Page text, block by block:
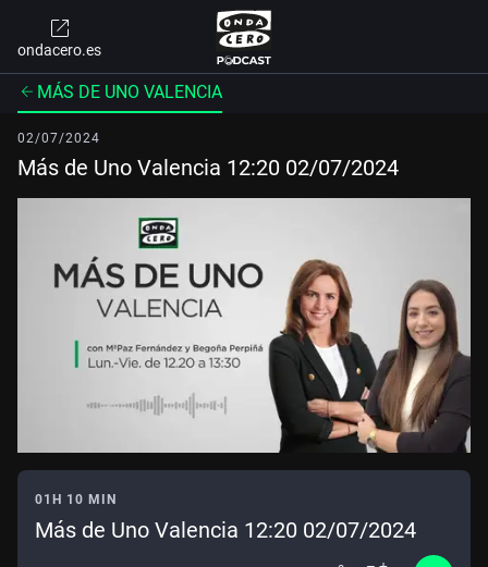
ondacero.es
MÁS DE UNO VALENCIA
02/07/2024
Más de Uno Valencia 12:20 02/07/2024
01H 10 MIN
Más de Uno Valencia 12:20 02/07/2024